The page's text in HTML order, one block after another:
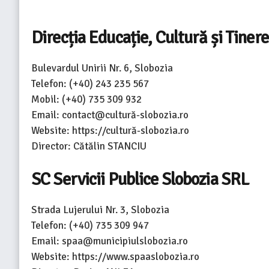
Direcția Educație, Cultură și
Bulevardul Unirii Nr. 6, Slobozia
Telefon: (+40) 243 235 567
Mobil: (+40) 735 309 932
Email: contact@cultură-slobozia.ro
Website: https://cultură-slobozia.ro
Director: Cătălin STANCIU
SC Servicii Publice Slobozia SRL
Strada Lujerului Nr. 3, Slobozia
Telefon: (+40) 735 309 947
Email: spaa@municipiulslobozia.ro
Website: https://www.spaaslobozia.ro